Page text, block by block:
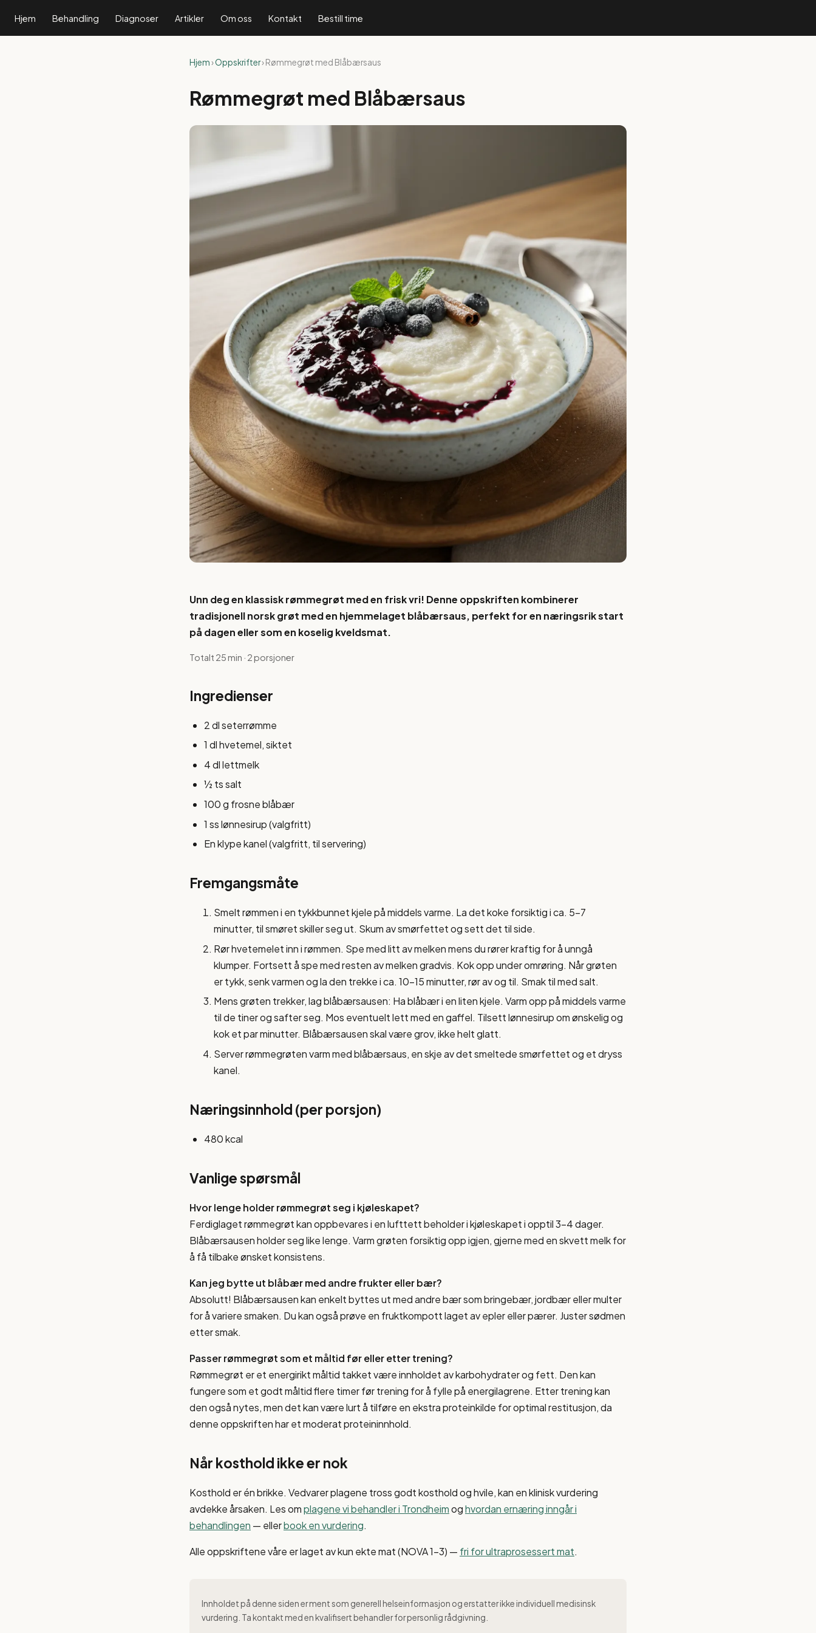
Hjem Behandling Diagnoser Artikler Om oss Kontakt Bestill time
Hjem›Oppskrifter› Rømmegrøt med Blåbærsaus
Rømmegrøt med Blåbærsaus
Unn deg en klassisk rømmegrøt med en frisk vri! Denne oppskriften kombinerer
tradisjonell norsk grøt med en hjemmelaget blåbærsaus, perfekt for en næringsrik start
på dagen eller som en koselig kveldsmat.
Totalt 25 min · 2 porsjoner
Ingredienser
2 dl seterrømme
1 dl hvetemel, siktet
4 dl lettmelk
½ ts salt
100 g frosne blåbær
1 ss lønnesirup (valgfritt)
En klype kanel (valgfritt, til servering)
Fremgangsmåte
Smelt rømmen i en tykkbunnet kjele på middels varme. La det koke forsiktig i ca. 5-7
minutter, til smøret skiller seg ut. Skum av smørfettet og sett det til side.
Rør hvetemelet inn i rømmen. Spe med litt av melken mens du rører kraftig for å unngå
klumper. Fortsett å spe med resten av melken gradvis. Kok opp under omrøring. Når grøten
er tykk, senk varmen og la den trekke i ca. 10-15 minutter, rør av og til. Smak til med salt.
Mens grøten trekker, lag blåbærsausen: Ha blåbær i en liten kjele. Varm opp på middels varme
til de tiner og safter seg. Mos eventuelt lett med en gaffel. Tilsett lønnesirup om ønskelig og
kok et par minutter. Blåbærsausen skal være grov, ikke helt glatt.
Server rømmegrøten varm med blåbærsaus, en skje av det smeltede smørfettet og et dryss
kanel.
Næringsinnhold (per porsjon)
480 kcal
Vanlige spørsmål
Hvor lenge holder rømmegrøt seg i kjøleskapet?
Ferdiglaget rømmegrøt kan oppbevares i en lufttett beholder i kjøleskapet i opptil 3-4 dager.
Blåbærsausen holder seg like lenge. Varm grøten forsiktig opp igjen, gjerne med en skvett melk for
å få tilbake ønsket konsistens.
Kan jeg bytte ut blåbær med andre frukter eller bær?
Absolutt! Blåbærsausen kan enkelt byttes ut med andre bær som bringebær, jordbær eller multer
for å variere smaken. Du kan også prøve en fruktkompott laget av epler eller pærer. Juster sødmen
etter smak.
Passer rømmegrøt som et måltid før eller etter trening?
Rømmegrøt er et energirikt måltid takket være innholdet av karbohydrater og fett. Den kan
fungere som et godt måltid flere timer før trening for å fylle på energilagrene. Etter trening kan
den også nytes, men det kan være lurt å tilføre en ekstra proteinkilde for optimal restitusjon, da
denne oppskriften har et moderat proteininnhold.
Når kosthold ikke er nok
Kosthold er én brikke. Vedvarer plagene tross godt kosthold og hvile, kan en klinisk vurdering
avdekke årsaken. Les omplagene vi behandler i Trondheimoghvordan ernæring inngår i
behandlingen — ellerbook en vurdering.
Alle oppskriftene våre er laget av kun ekte mat (NOVA 1–3) — fri for ultraprosessert mat.
Innholdet på denne siden er ment som generell helseinformasjon og erstatter ikke individuell medisinsk
vurdering. Ta kontakt med en kvalifisert behandler for personlig rådgivning.